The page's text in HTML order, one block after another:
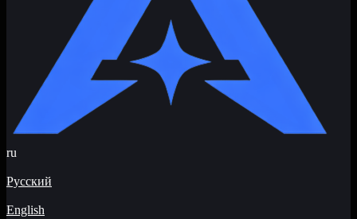
ru
Русский
English